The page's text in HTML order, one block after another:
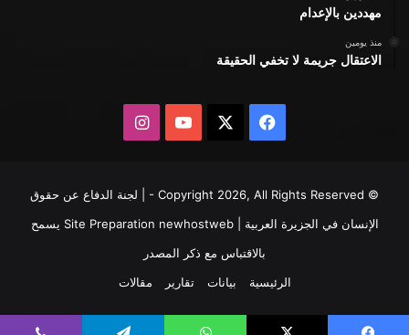
مهددين بالإعدام
منذ يومين
الاعتقال جريمة لا تخفي الحقيقة
فيسبوك يوتيوبانستقرام
© Copyright 2026, All Rights Reserved - | لجنة الدفاع عن حقوق
الإنسان في الجزيرة العربية | Site Preparationnewhostweb
يسمح
بالاقتباس مع ذكر المصدر
الرئيسية
بيانات تقارير مقالات